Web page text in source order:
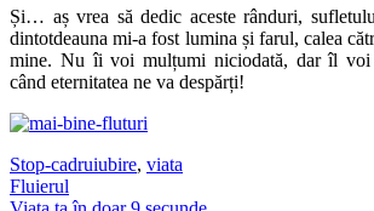
Și… aș vrea să dedic aceste rânduri,
dintotdeauna mi-a fost lumina și farul, calea
mine. Nu îi voi mulțumi niciodată, dar îl voi
când eternitatea ne va despărți!
Stop-cadruiubire, viata
Post
Fluierul